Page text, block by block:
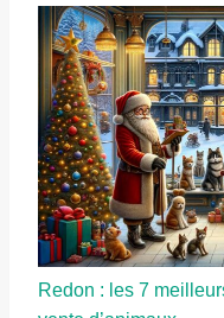
Redon : les 7